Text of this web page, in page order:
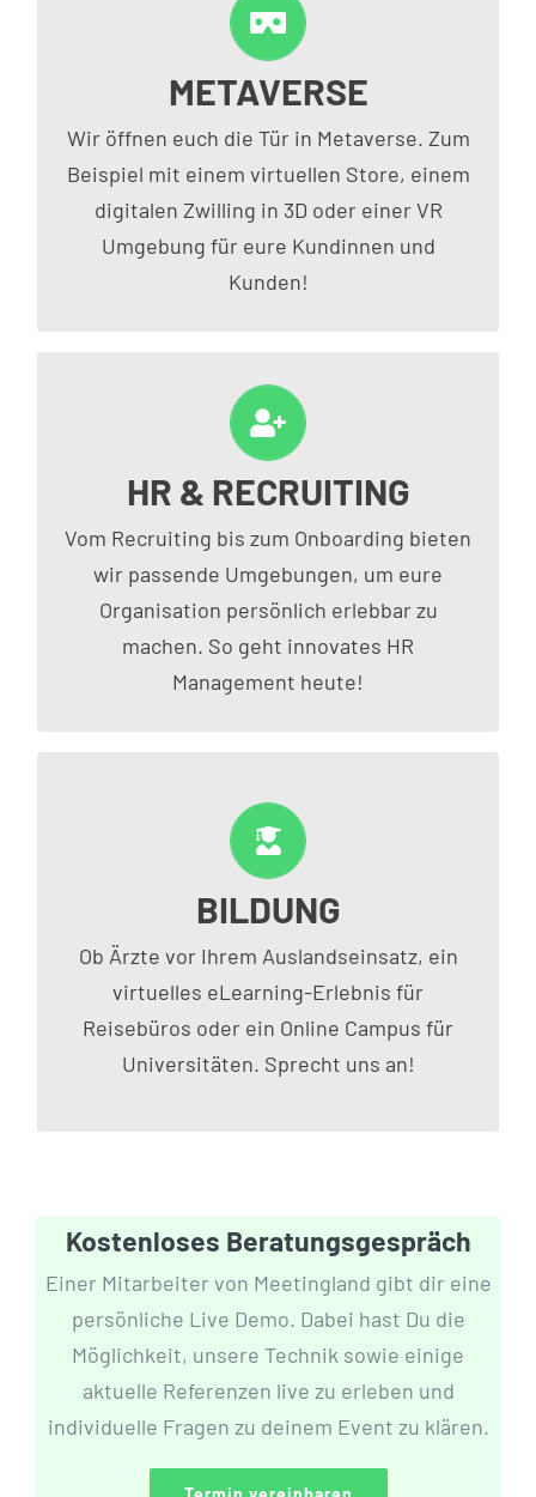
METAVERSE
Wir öffnen euch die Tür in Metaverse. Zum
Beispiel mit einem virtuellen Store, einem
digitalen Zwilling in 3D oder einer VR
Umgebung für eure Kundinnen und
Kunden!
MODERNE 3D DESIGNS
HR & RECRUITING
Vom Recruiting bis zum Onboarding bieten
wir passende Umgebungen, um eure
Organisation persönlich erlebbar zu
machen. So geht innovates HR
Management heute!
EMPLOYER BRANDING
BILDUNG
Ob Ärzte vor Ihrem Auslandseinsatz, ein
virtuelles eLearning-Erlebnis für
Reisebüros oder ein Online Campus für
Universitäten. Sprecht uns an!
LERNEN & TRAINING
Kostenloses Beratungsgespräch
Einer Mitarbeiter von Meetingland gibt dir eine
persönliche Live Demo. Dabei hast Du die
Möglichkeit, unsere Technik sowie einige
aktuelle Referenzen live zu erleben und
individuelle Fragen zu deinem Event zu klären.